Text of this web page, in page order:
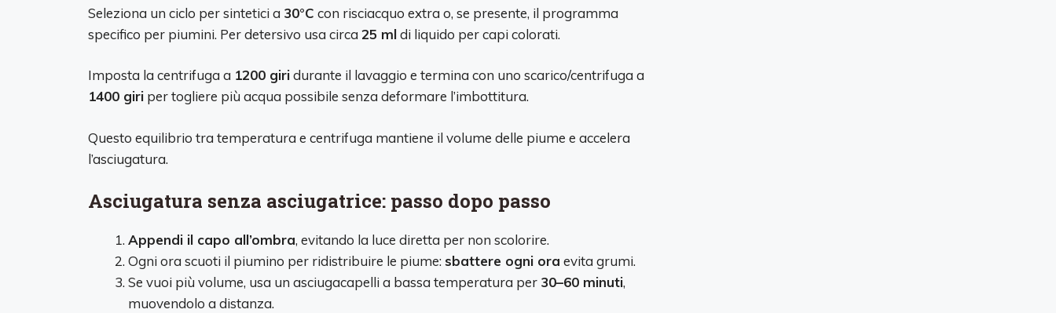
Seleziona un ciclo per sintetici a 30°C con risciacquo extra o, se presente, il programma
specifico per piumini. Per detersivo usa circa 25 mldi liquido per capi colorati.
Imposta la centrifuga a 1200 giridurante il lavaggio e termina con uno scarico/centrifuga a
1400 giri per togliere più acqua possibile senza deformare l’imbottitura.
Questo equilibrio tra temperatura e centrifuga mantiene il volume delle piume e accelera
l’asciugatura.
Asciugatura senza asciugatrice: passo dopo passo
Appendi il capo all’ombra, evitando la luce diretta per non scolorire.
Ogni ora scuoti il piumino per ridistribuire le piume:sbattere ogni ora evita grumi.
Se vuoi più volume, usa un asciugacapelli a bassa temperatura per 30–60 minuti,
muovendolo a distanza.